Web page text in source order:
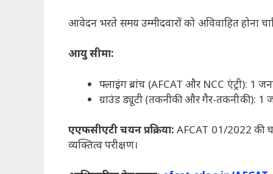
आवेदन भरते समय उम्मीदवारों को अविवाहित होना
आयु सीमा:
फ्लाइंग ब्रांच (AFCAT और NCC एंट्री): 1
ग्राउंड ड्यूटी (तकनीकी और गैर-तकनीकी): 1
एएफसीएटी चयन प्रक्रिया:AFCAT 01/2022 की
व्यक्तित्व परीक्षण।